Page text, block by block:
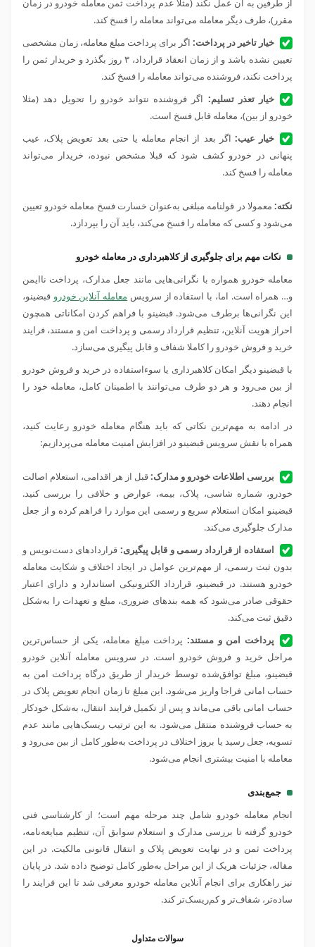
مقرر)، طرف دیگر معامله می‌تواند معامله را فسخ کند.
خیار تاخیر در پرداخت: اگر برای پرداخت مبلغ معامله، زمان مشخصی
تعیین نشده باشد و از زمان انعقاد قرارداد، ۳ روز بگذرد و خریدار ثمن را
پرداخت نکند، فروشنده می‌تواند معامله را فسخ کند.
خیار تعذر تسلیم: اگر فروشنده نتواند خودرو را تحویل دهد (مثلا
خودرو از بین)، معامله قابل فسخ است.
خیار عیب: اگر بعد از انجام معامله یا حتی بعد تعویض پلاک، عیب
پنهانی در خودرو کشف شود که قبلا مشخص نبوده، خریدار می‌تواند
معامله را فسخ کند.
نکته: معمولا در قولنامه مبلغی به‌عنوان خسارت فسخ معامله خودرو تعیین
می‌شود و کسی که معامله را فسخ می‌کند، باید آن را بپردازد.
نکات مهم برای جلوگیری از کلاهبرداری در معامله خودرو
معامله خودرو همواره با نگرانی‌هایی مانند جعل مدارک، پرداخت ناایمن
و… همراه است. اما، با استفاده از سرویس معامله آنلاین خودرو قبضینو،
این نگرانی‌ها برطرف می‌شود. قبضینو با فراهم کردن امکاناتی همچون
احراز هویت آنلاین، تنظیم قرارداد رسمی و پرداخت امن و مستند، فرایند
خرید و فروش خودرو را کاملا شفاف و قابل پیگیری می‌سازد.
با قبضینو دیگر امکان کلاهبرداری یا سوء‌استفاده در خرید و فروش خودرو
از بین می‌رود و هر دو طرف می‌توانند با اطمینان کامل، معامله خود را
انجام دهند.
در ادامه به مهم‌ترین نکاتی که باید هنگام معامله خودرو رعایت کنید،
همراه با نقش سرویس قبضینو در افزایش امنیت معامله می‌پردازیم:
بررسی اطلاعات خودرو و مدارک:قبل از هر اقدامی، استعلام اصالت
خودرو، شماره شاسی، پلاک، بیمه، عوارض و خلافی را بررسی کنید.
قبضینو امکان استعلام سریع و رسمی این موارد را فراهم کرده و از جعل
مدارک جلوگیری می‌کند.
استفاده از قرارداد رسمی و قابل پیگیری: قراردادهای دست‌نویس و
بدون ثبت رسمی، از مهم‌ترین عوامل در ایجاد اختلاف و شکایت معامله
خودرو هستند. در قبضینو، قرارداد الکترونیکی استاندارد و دارای اعتبار
حقوقی صادر می‌شود که همه بندهای ضروری، مبلغ و تعهدات را به‌شکل
دقیق ثبت می‌کند.
پرداخت امن و مستند: پرداخت مبلغ معامله، یکی از حساس‌ترین
مراحل خرید و فروش خودرو است. در سرویس معامله آنلاین خودرو
قبضینو، مبلغ توافق‌شده توسط خریدار از طریق درگاه پرداخت امن به
حساب امانی فراجا واریز می‌شود. این مبلغ تا زمان انجام تعویض پلاک در
حساب امانی باقی می‌ماند و پس از تکمیل فرایند انتقال، به‌شکل خودکار
به حساب فروشنده منتقل می‌شود. به این ترتیب ریسک‌هایی مانند عدم
تسویه، جعل رسید یا بروز اختلاف در پرداخت به‌طور کامل از بین می‌رود و
معامله با امنیت بیشتری انجام می‌شود.
جمع‌بندی
انجام معامله خودرو شامل چند مرحله مهم است؛ از کارشناسی فنی
خودرو گرفته تا بررسی مدارک و استعلام سوابق آن، تنظیم مبایعه‌نامه،
پرداخت ثمن و در نهایت تعویض پلاک و انتقال قانونی مالکیت. در این
مقاله، جزئیات هریک از این مراحل به‌طور کامل توضیح داده شد. در پایان
نیز راهکاری برای انجام آنلاین معامله خودرو معرفی شد تا این فرایند را
ساده‌تر، شفاف‌تر و کم‌ریسک‌تر کند.
سوالات متداول